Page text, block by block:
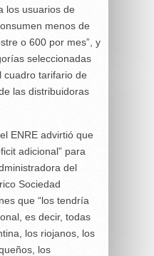
los usuarios de
menos de
o 600 por mes”, y
seleccionadas
cuadro tarifario de
las distribuidoras
ENRE advirtió que
adicional” para
del
Sociedad
que “los tendría
es decir, todas
los riojanos, los
los